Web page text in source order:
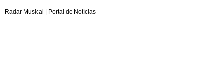
Radar Musical | Portal de Notícias